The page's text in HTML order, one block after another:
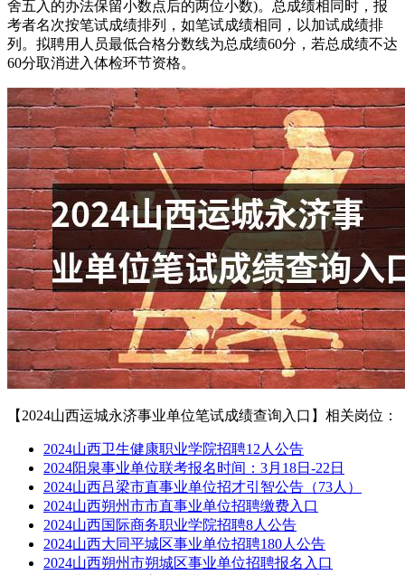
舍五入的办法保留小数点后的两位小数)。总成绩相同时，报
考者名次按笔试成绩排列，如笔试成绩相同，以加试成绩排
列。拟聘用人员最低合格分数线为总成绩60分，若总成绩不达
60分取消进入体检环节资格。
【2024山西运城永济事业单位笔试成绩查询入口】相关岗位：
2024山西卫生健康职业学院招聘12人公告
2024阳泉事业单位联考报名时间：3月18日-22日
2024山西吕梁市直事业单位招才引智公告（73人）
2024山西朔州市市直事业单位招聘缴费入口
2024山西国际商务职业学院招聘8人公告
2024山西大同平城区事业单位招聘180人公告
2024山西朔州市朔城区事业单位招聘报名入口